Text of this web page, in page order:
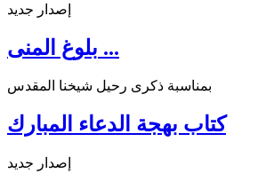
إصدار جديد
بلوغ المنى ...
بمناسبة ذكرى رحيل شيخنا المقدس
كتاب بهجة الدعاء المبارك
إصدار جديد